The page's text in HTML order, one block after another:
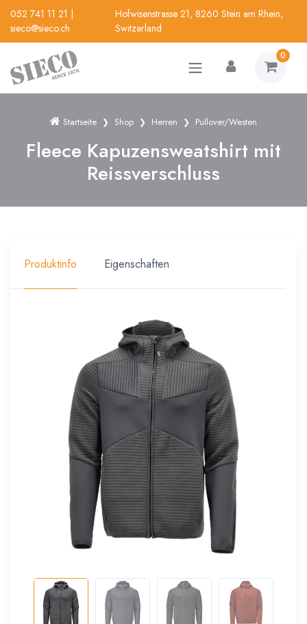
052 741 11 21
sieco@sieco.ch
Hofwisenstrasse 21, 8260 Stein am Rhein,
Switzerland
0
Startseite Shop Herren Pullover/Westen
Fleece Kapuzensweatshirt mit
Reissverschluss
Produktinfo Eigenschaften